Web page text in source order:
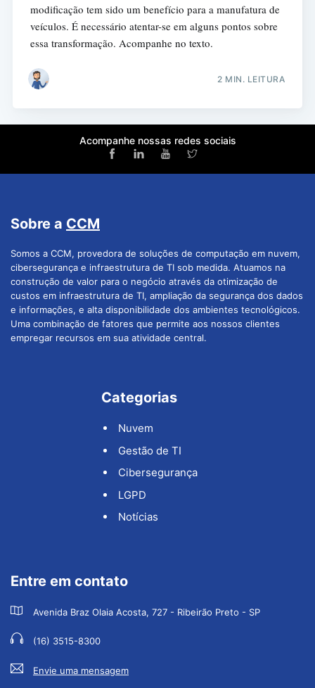
modificação tem sido um benefício para a manufatura de
veículos. É necessário atentar-se em alguns pontos sobre
essa transformação. Acompanhe no texto.
2 MIN. LEITURA
Acompanhe nossas redes sociais
Sobre a CCM
Somos a CCM, provedora de soluções de computação em nuvem,
cibersegurança e infraestrutura de TI sob medida. Atuamos na
construção de valor para o negócio através da otimização de
custos em infraestrutura de TI, ampliação da segurança dos dados
e informações, e alta disponibilidade dos ambientes tecnológicos.
Uma combinação de fatores que permite aos nossos clientes
empregar recursos em sua atividade central.
Categorias
Nuvem
Gestão de TI
Cibersegurança
LGPD
Notícias
Entre em contato
Avenida Braz Olaia Acosta, 727 - Ribeirão Preto - SP
(16) 3515-8300
Envie uma mensagem